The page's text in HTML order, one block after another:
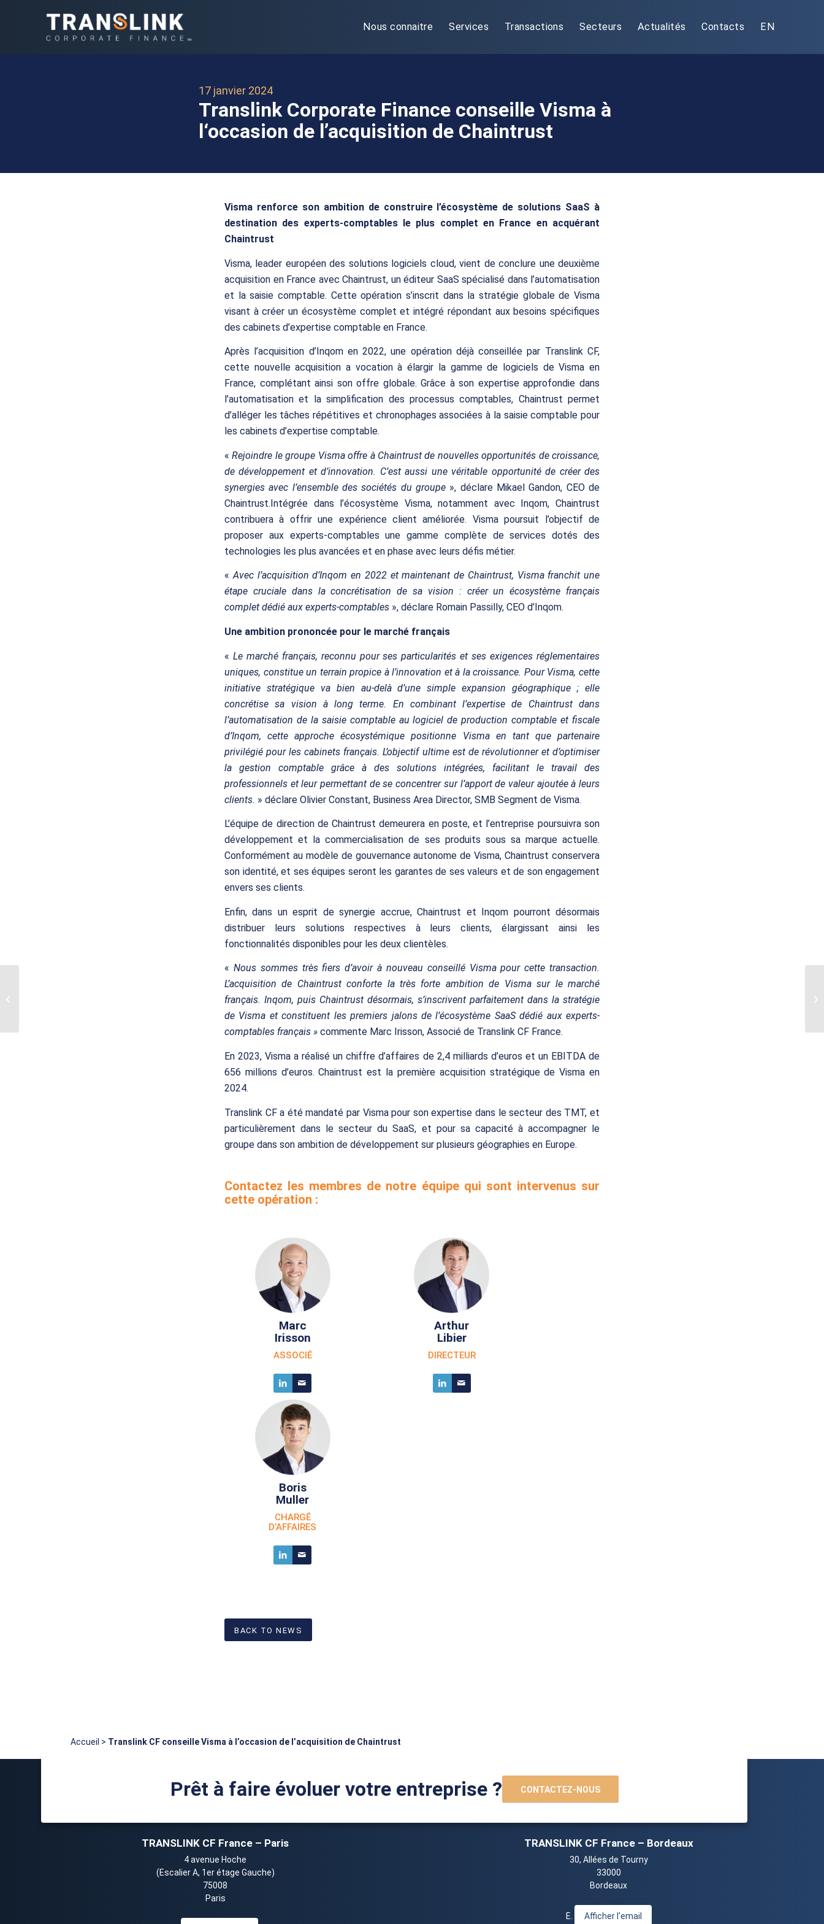
Nous connaitre Services Transactions Secteurs Actualités Contacts EN
17 janvier 2024
Translink Corporate Finance conseille Visma à
l‘occasion de l’acquisition de Chaintrust
Visma renforce son ambition de construire l’écosystème de solutions SaaS à
destination des experts-comptables le plus complet en France en acquérant
Chaintrust
Visma, leader européen des solutions logiciels cloud, vient de conclure une deuxième
acquisition en France avec Chaintrust, un éditeur SaaS spécialisé dans l’automatisation
et la saisie comptable. Cette opération s’inscrit dans la stratégie globale de Visma
visant à créer un écosystème complet et intégré répondant aux besoins spécifiques
des cabinets d’expertise comptable en France.
Après l’acquisition d’Inqom en 2022, une opération déjà conseillée par Translink CF,
cette nouvelle acquisition a vocation à élargir la gamme de logiciels de Visma en
France, complétant ainsi son offre globale. Grâce à son expertise approfondie dans
l’automatisation et la simplification des processus comptables, Chaintrust permet
d’alléger les tâches répétitives et chronophages associées à la saisie comptable pour
les cabinets d’expertise comptable.
«Rejoindre le groupe Visma offre à Chaintrust de nouvelles opportunités de croissance,
de développement et d’innovation. C’est aussi une véritable opportunité de créer des
synergies avec l’ensemble des sociétés du groupe », déclare Mikael Gandon, CEO de
Chaintrust.Intégrée dans l’écosystème Visma, notamment avec Inqom, Chaintrust
contribuera à offrir une expérience client améliorée. Visma poursuit l’objectif de
proposer aux experts-comptables une gamme complète de services dotés des
technologies les plus avancées et en phase avec leurs défis métier.
«Avec l’acquisition d’Inqom en 2022 et maintenant de Chaintrust, Visma franchit une
étape cruciale dans la concrétisation de sa vision : créer un écosystème français
complet dédié aux experts-comptables », déclare Romain Passilly, CEO d’Inqom.
Une ambition prononcée pour le marché français
« Le marché français, reconnu pour ses particularités et ses exigences réglementaires
uniques, constitue un terrain propice à l’innovation et à la croissance. Pour Visma, cette
initiative stratégique va bien au-delà d’une simple expansion géographique ; elle
concrétise sa vision à long terme. En combinant l’expertise de Chaintrust dans
l’automatisation de la saisie comptable au logiciel de production comptable et fiscale
d’Inqom, cette approche écosystémique positionne Visma en tant que partenaire
privilégié pour les cabinets français. L’objectif ultime est de révolutionner et d’optimiser
la gestion comptable grâce à des solutions intégrées, facilitant le travail des
professionnels et leur permettant de se concentrer sur l’apport de valeur ajoutée à leurs
clients. » déclare Olivier Constant, Business Area Director, SMB Segment de Visma.
L’équipe de direction de Chaintrust demeurera en poste, et l’entreprise poursuivra son
développement et la commercialisation de ses produits sous sa marque actuelle.
Conformément au modèle de gouvernance autonome de Visma, Chaintrust conservera
son identité, et ses équipes seront les garantes de ses valeurs et de son engagement
envers ses clients.
Enfin, dans un esprit de synergie accrue, Chaintrust et Inqom pourront désormais
distribuer leurs solutions respectives à leurs clients, élargissant ainsi les
fonctionnalités disponibles pour les deux clientèles.
« Nous sommes très fiers d’avoir à nouveau conseillé Visma pour cette transaction.
L’acquisition de Chaintrust conforte la très forte ambition de Visma sur le marché
français. Inqom, puis Chaintrust désormais, s’inscrivent parfaitement dans la stratégie
de Visma et constituent les premiers jalons de l’écosystème SaaS dédié aux experts-
comptables français » commente Marc Irisson, Associé de Translink CF France.
En 2023, Visma a réalisé un chiffre d’affaires de 2,4 milliards d’euros et un EBITDA de
656 millions d’euros. Chaintrust est la première acquisition stratégique de Visma en
2024.
Translink CF a été mandaté par Visma pour son expertise dans le secteur des TMT, et
particulièrement dans le secteur du SaaS, et pour sa capacité à accompagner le
groupe dans son ambition de développement sur plusieurs géographies en Europe.
Contactez les membres de notre équipe qui sont intervenus sur
cette opération :
Marc
Irisson
ASSOCIÉ
Arthur
Libier
DIRECTEUR
Boris
Muller
CHARGÉ
D’AFFAIRES
BACK TO NEWS
Accueil > Translink CF conseille Visma à l’occasion de l’acquisition de Chaintrust
Prêt à faire évoluer votre entreprise ? CONTACTEZ-NOUS
TRANSLINK CF France – Paris
4 avenue Hoche
(Escalier A, 1er étage Gauche)
75008
Paris
TRANSLINK CF France – Bordeaux
30, Allées de Tourny
33000
Bordeaux
E. Afficher l'email